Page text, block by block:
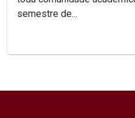
semestre de...